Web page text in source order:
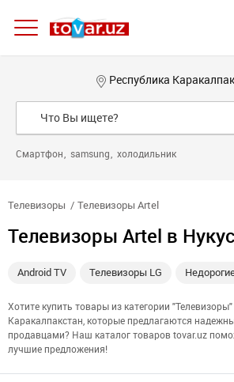
Республика
Смартфон samsung холодильник
Телевизоры Телевизоры Artel
Телевизоры Artel в
Android TV Телевизоры LG
Хотите купить товары из категории
Каракалпакстан, которые предлагаются
продавцами? Наш каталог товаров tovar.uz
лучшие предложения!